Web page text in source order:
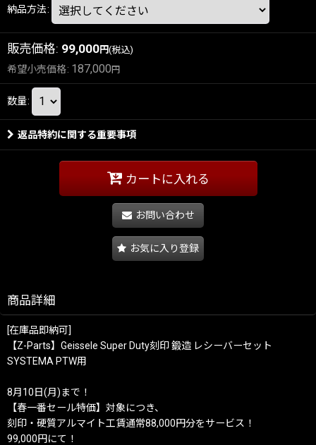
納品方法:
販売価格: 99,000円(税込)
希望小売価格: 187,000 円
数量:
返品特約に関する重要事項
カートに入れる
お問い合わせ
お気に入り登録
商品詳細
[在庫品即納可]
【Z-Parts】Geissele Super Duty刻印 鍛造 レシーバーセット
SYSTEMA PTW用
8月10日(月)まで！
【春一番セール特価】対象につき、
刻印・硬質アルマイト工賃通常88,000円分をサービス！
99,000円にて！